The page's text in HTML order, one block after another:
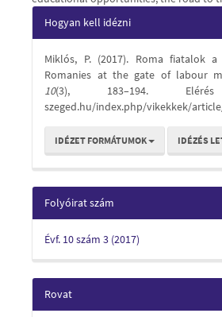
Article
Details
Hogyan kell idézni
Miklós, P. (2017). Roma fiatalok
Romanies at the gate of labour
10(3), 183–194. Elérés
szeged.hu/index.php/vikekkek/
IDÉZET FORMÁTUMOK IDÉZÉS
Folyóirat szám
Évf. 10 szám 3 (2017)
Rovat